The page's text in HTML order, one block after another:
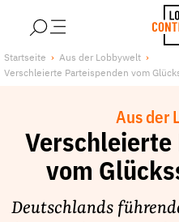
Über uns
Finanzierung
Lobbykritische Stadtführungen
Startseite
Aus der Lobbywelt
Verschleierte Parteispenden vom
Aus der
Verschleierte
vom
Deutschlands